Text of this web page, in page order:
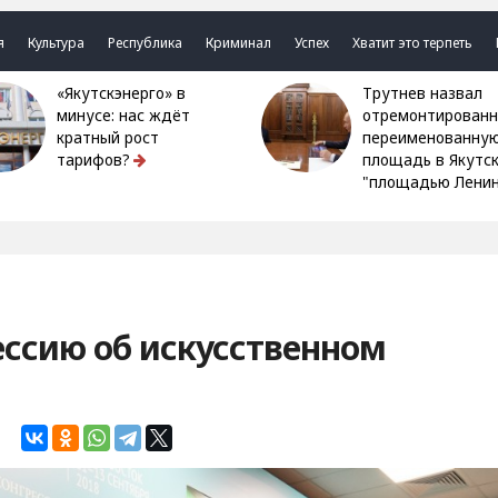
Культура Республика Криминал Успех Хватит это терпеть
«Якутскэнерго» в
минусе: нас ждёт
кратный рост
тарифов?
Трутнев назвал
площадь в
"площадью
об искусственном